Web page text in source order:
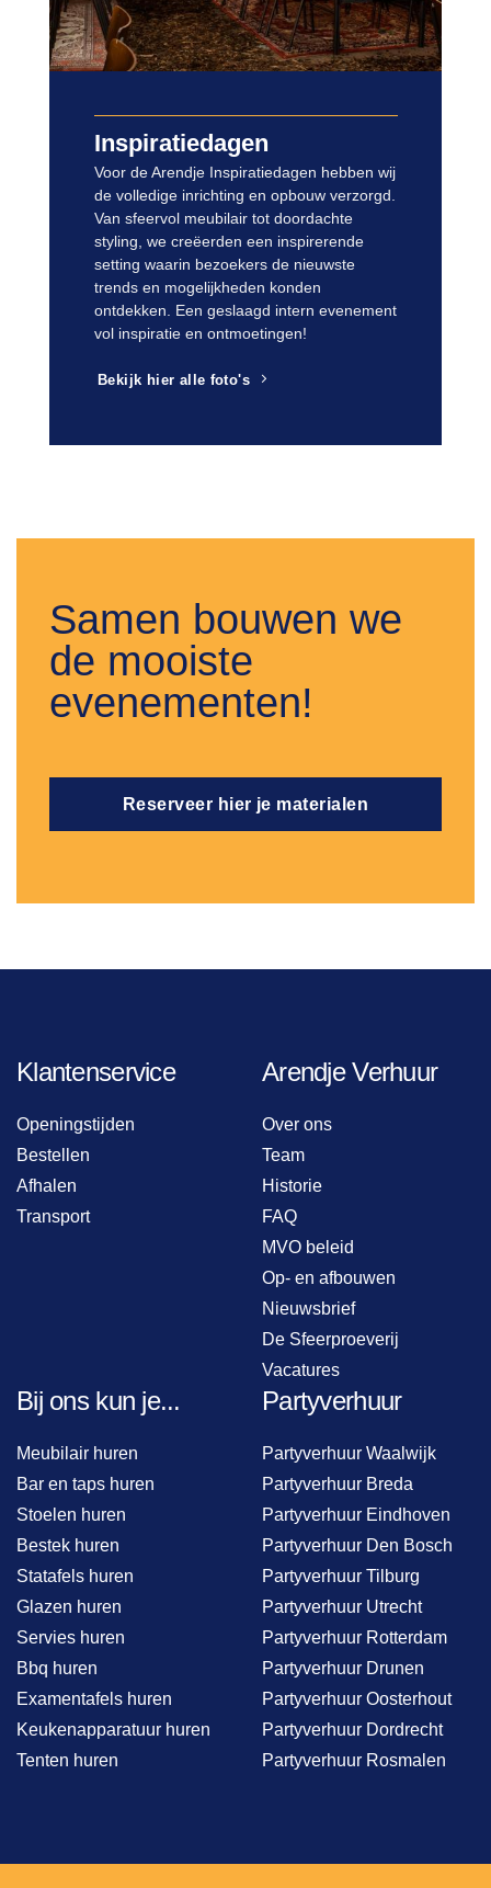
Inspiratiedagen
Voor de Arendje Inspiratiedagen hebben wij
de volledige inrichting en opbouw verzorgd.
Van sfeervol meubilair tot doordachte
styling, we creëerden een inspirerende
setting waarin bezoekers de nieuwste
trends en mogelijkheden konden
ontdekken. Een geslaagd intern evenement
vol inspiratie en ontmoetingen!
Bekijk hier alle foto's
Samen bouwen we
de mooiste
evenementen!
Reserveer hier je materialen
Klantenservice
Openingstijden
Bestellen
Afhalen
Transport
Arendje Verhuur
Over ons
Team
Historie
FAQ
MVO beleid
Op- en afbouwen
Nieuwsbrief
De Sfeerproeverij
Vacatures
Bij ons kun je...
Meubilair huren
Bar en taps huren
Stoelen huren
Bestek huren
Statafels huren
Glazen huren
Servies huren
Bbq huren
Examentafels huren
Keukenapparatuur huren
Tenten huren
Partyverhuur
Partyverhuur Waalwijk
Partyverhuur Breda
Partyverhuur Eindhoven
Partyverhuur Den Bosch
Partyverhuur Tilburg
Partyverhuur Utrecht
Partyverhuur Rotterdam
Partyverhuur Drunen
Partyverhuur Oosterhout
Partyverhuur Dordrecht
Partyverhuur Rosmalen